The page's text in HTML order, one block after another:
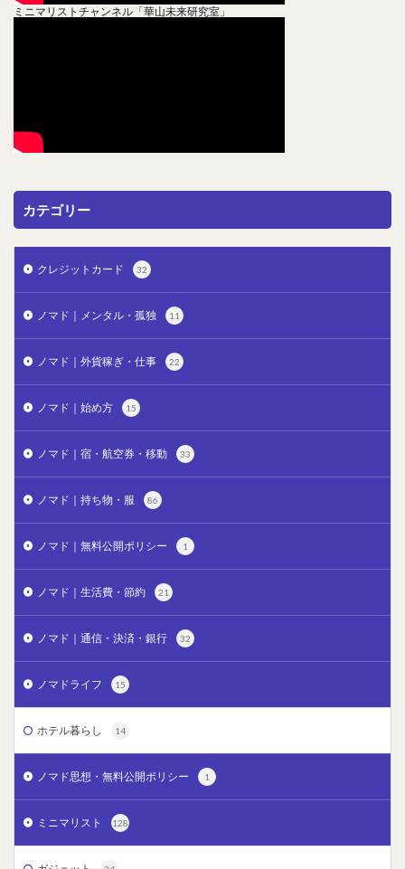
ミニマリストチャンネル「華山未来研究室」
カテゴリー
クレジットカード 32
ノマド｜メンタル・孤独 11
ノマド｜外貨稼ぎ・仕事 22
ノマド｜始め方 15
ノマド｜宿・航空券・移動 33
ノマド｜持ち物・服 86
ノマド｜無料公開ポリシー 1
ノマド｜生活費・節約 21
ノマド｜通信・決済・銀行 32
ノマドライフ 15
ホテル暮らし 14
ノマド思想・無料公開ポリシー 1
ミニマリスト 128